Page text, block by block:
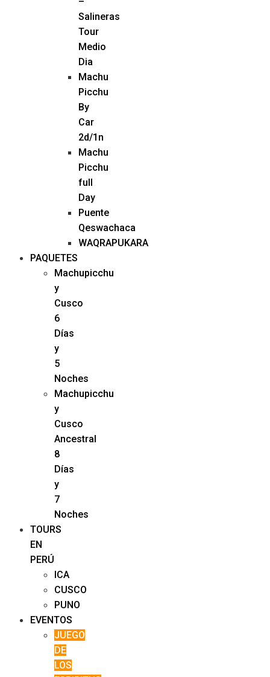
Salineras
Tour
Medio
Dia
Machu
Picchu
By
Car
2d/1n
Machu
Picchu
full
Day
Puente
Qeswachaca
WAQRAPUKARA
PAQUETES
Machupicchu
y
Cusco
6
Días
y
5
Noches
Machupicchu
y
Cusco
Ancestral
8
Días
y
7
Noches
TOURS
EN
PERÚ
ICA
CUSCO
PUNO
EVENTOS
JUEGO
DE
LOS